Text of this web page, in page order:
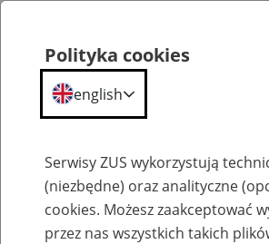
Polityka cookies
english
Serwisy ZUS wykorzystują
(niezbędne) oraz analityczne
cookies. Możesz zaakceptować
przez nas wszystkich takich